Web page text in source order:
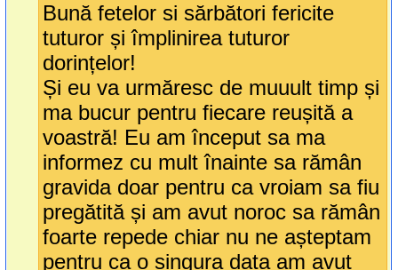
Bună fetelor si sărbători fericite
tuturor și împlinirea tuturor
dorințelor!
Și eu va urmăresc de muuult timp și
ma bucur pentru fiecare reușită a
voastră! Eu am început sa ma
informez cu mult înainte sa rămân
gravida doar pentru ca vroiam sa fiu
pregătită și am avut noroc sa rămân
foarte repede chiar nu ne așteptam
pentru ca o singura data am avut